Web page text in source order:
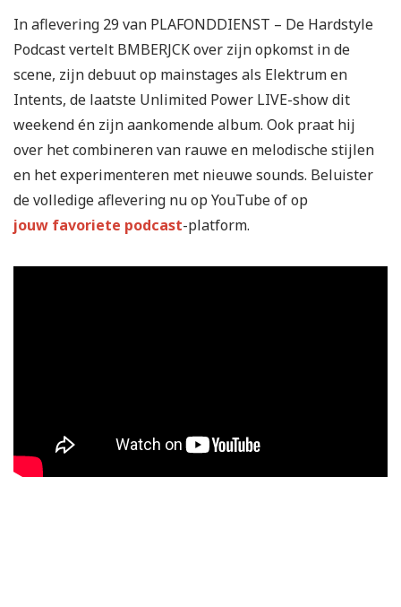
In aflevering 29 van PLAFONDDIENST – De Hardstyle
Podcast vertelt BMBERJCK over zijn opkomst in de
scene, zijn debuut op mainstages als Elektrum en
Intents, de laatste Unlimited Power LIVE-show dit
weekend én zijn aankomende album. Ook praat hij
over het combineren van rauwe en melodische stijlen
en het experimenteren met nieuwe sounds. Beluister
de volledige aflevering nu op YouTube of op
jouw favoriete podcast-platform.